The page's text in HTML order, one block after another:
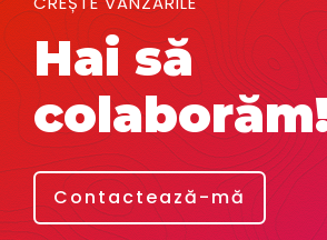
Hai să
Contactează-mă